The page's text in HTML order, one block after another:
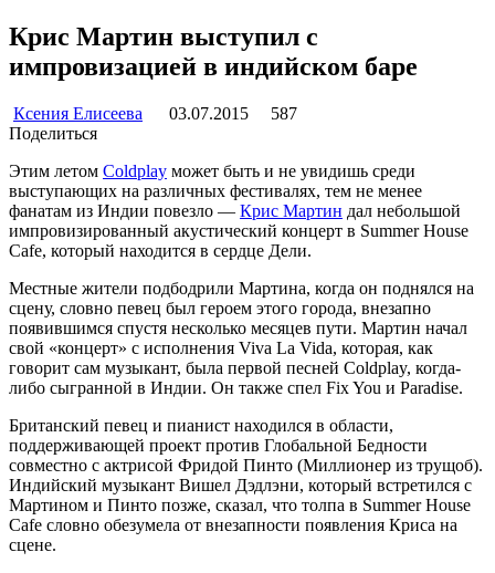
Крис Мартин выступил с
импровизацией в индийском баре
Ксения Елисеева 03.07.2015
587
Поделиться
Этим летом Coldplay может быть и не увидишь среди
выступающих на различных фестивалях, тем не менее
фанатам из Индии повезло — Крис Мартин дал небольшой
импровизированный акустический концерт в Summer House
Cafe, который находится в сердце Дели.
Местные жители подбодрили Мартина, когда он поднялся на
сцену, словно певец был героем этого города, внезапно
появившимся спустя несколько месяцев пути. Мартин начал
свой «концерт» с исполнения Viva La Vida, которая, как
говорит сам музыкант, была первой песней Coldplay, когда-
либо сыгранной в Индии. Он также спел Fix You и Paradise.
Британский певец и пианист находился в области,
поддерживающей проект против Глобальной Бедности
совместно с актрисой Фридой Пинто (Миллионер из трущоб).
Индийский музыкант Вишел Дэдлэни, который встретился с
Мартином и Пинто позже, сказал, что толпа в Summer House
Cafe словно обезумела от внезапности появления Криса на
сцене.